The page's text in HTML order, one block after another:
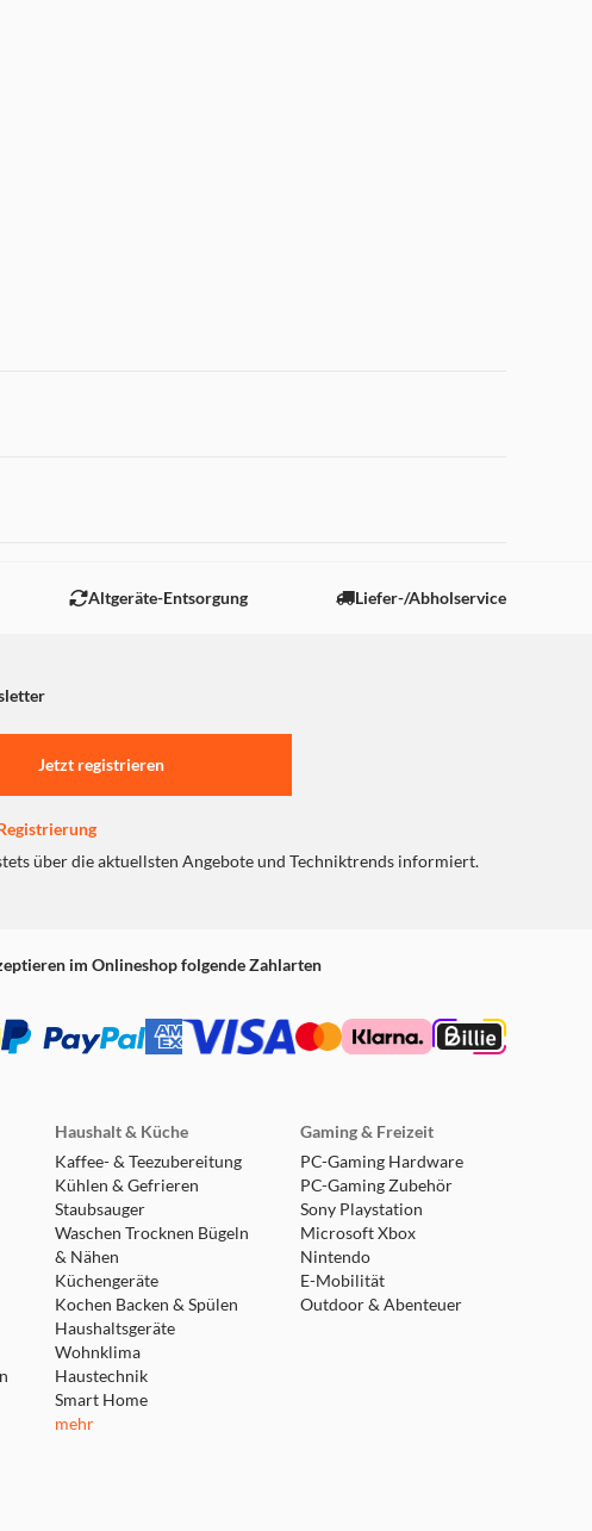
Altgeräte-Entsorgung Liefer-/Abholservice
Jetzt registrieren
über die aktuellsten Angebote und Techniktrends informiert.
im Onlineshop folgende Zahlarten
Haushalt & Küche
Kaffee- & Teezubereitung
Kühlen & Gefrieren
Staubsauger
Waschen Trocknen Bügeln
& Nähen
Küchengeräte
Kochen Backen & Spülen
Haushaltsgeräte
Wohnklima
Haustechnik
Smart Home
mehr
Gaming & Freizeit
PC-Gaming Hardware
PC-Gaming Zubehör
Sony Playstation
Microsoft Xbox
Nintendo
E-Mobilität
Outdoor & Abenteuer